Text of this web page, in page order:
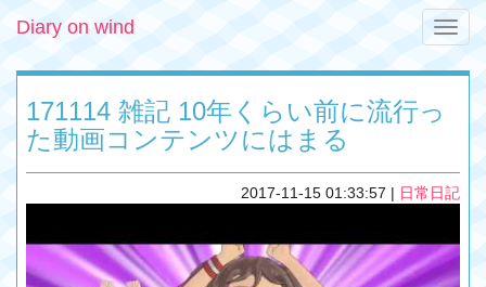
Toggle
Diary on wind
171114 雑記 10年くらい前に流行っ
た動画コンテンツにはまる
2017-11-15 01:33:57 | 日常日記